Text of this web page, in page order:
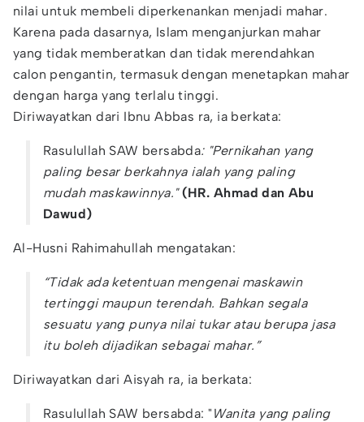
nilai untuk membeli diperkenankan menjadi mahar.
Karena pada dasarnya, Islam menganjurkan mahar
yang tidak memberatkan dan tidak merendahkan
calon pengantin, termasuk dengan menetapkan mahar
dengan harga yang terlalu tinggi.
Diriwayatkan dari Ibnu Abbas ra, ia berkata:
Rasulullah SAW bersabda: "Pernikahan yang
paling besar berkahnya ialah yang paling
mudah maskawinnya."(HR. Ahmad dan Abu
Dawud)
Al-Husni Rahimahullah mengatakan:
“Tidak ada ketentuan mengenai maskawin
tertinggi maupun terendah. Bahkan segala
sesuatu yang punya nilai tukar atau berupa jasa
itu boleh dijadikan sebagai mahar.”
Diriwayatkan dari Aisyah ra, ia berkata:
Rasulullah SAW bersabda: " Wanita yang paling